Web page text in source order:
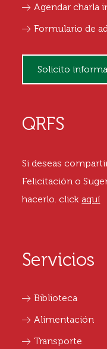
Agendar charla
Formulario de
Solicito
QRFS
Si deseas
Felicitación o
hacerlo. clickaquí
Servicios
Biblioteca
Alimentación
Transporte